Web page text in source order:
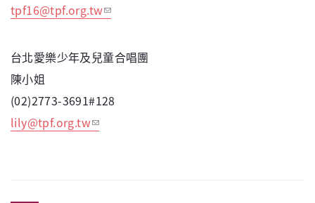
tpf16@tpf.org.tw
台北愛樂少年及兒童合唱團
陳小姐
(02)2773-3691#128
lily@tpf.org.tw